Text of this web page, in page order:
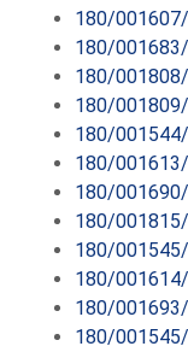
180/
180/
180/
180/
180/
180/
180/
180/
180/
180/
180/
180/